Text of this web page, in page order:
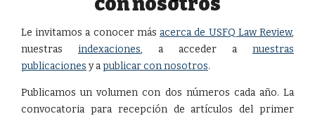
Le invitamos a conocer másacerca de USFQ Law Review,
nuestras indexaciones, a acceder a nuestras
publicaciones y apublicar con nosotros.
Publicamos un volumen con dos números cada año. La
convocatoria para recepción de artículos del primer